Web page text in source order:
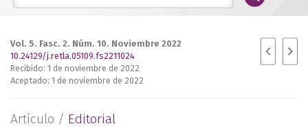
Vol. 5. Fasc. 2. Núm. 10. Noviembre 2022
10.24129/j.retla.05109.fs2211024
Recibido: 1 de noviembre de 2022
Aceptado: 1 de noviembre de 2022
Artículo / Editorial